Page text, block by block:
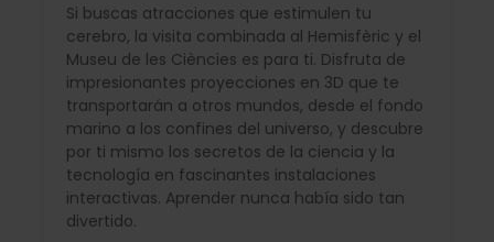
Si buscas atracciones que estimulen tu
cerebro, la visita combinada al Hemisfèric y el
Museu de les Ciències es para ti. Disfruta de
impresionantes proyecciones en 3D que te
transportarán a otros mundos, desde el fondo
marino a los confines del universo, y descubre
por ti mismo los secretos de la ciencia y la
tecnología en fascinantes instalaciones
interactivas. Aprender nunca había sido tan
divertido.